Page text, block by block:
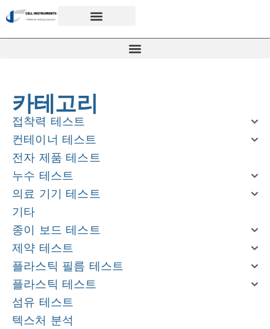
카테고리
접착력 테스트
컨테이너 테스트
전자 제품 테스트
누수 테스트
의료 기기 테스트
기타
종이 보드 테스트
제약 테스트
플라스틱 필름 테스트
플라스틱 테스트
섬유 테스트
텍스처 분석